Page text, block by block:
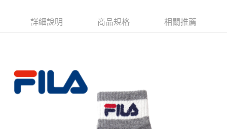
每筆NT$90，滿NT$999(含以上)免運費
每筆NT$90，滿NT$999(含以上)免運費
詳細說明 商品規格 相關推薦